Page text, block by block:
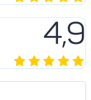
4,9